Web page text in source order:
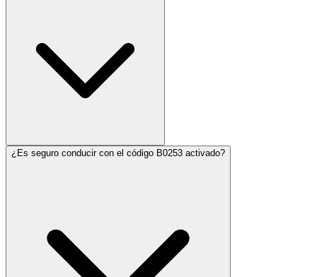
¿Es seguro conducir con el código B0253 activado?